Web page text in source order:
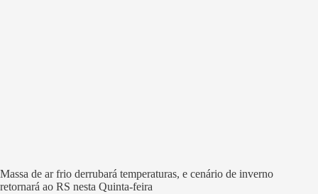
Massa de ar frio derrubará temperaturas, e cenário de inverno
retornará ao RS nesta Quinta-feira